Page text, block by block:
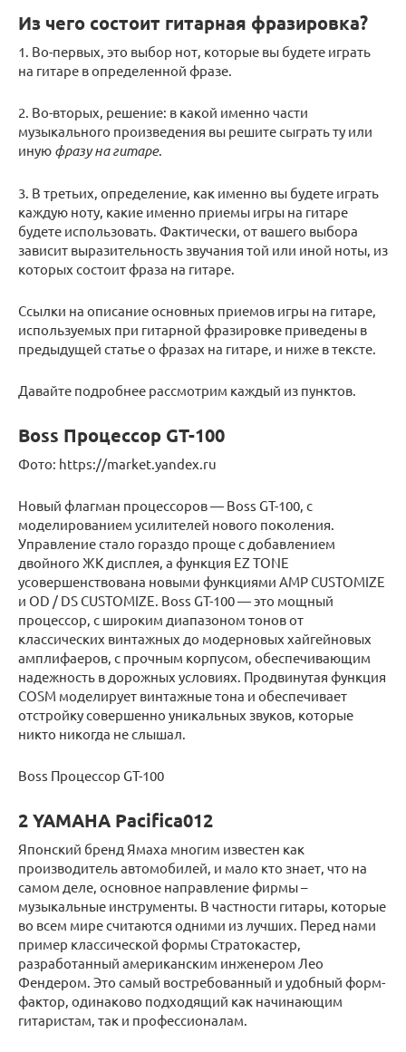
Из чего состоит гитарная фразировка?
1. Во-первых, это выбор нот, которые вы будете играть
на гитаре в определенной фразе.
2. Во-вторых, решение: в какой именно части
музыкального произведения вы решите сыграть ту или
иную фразу на гитаре.
3. В третьих, определение, как именно вы будете играть
каждую ноту, какие именно приемы игры на гитаре
будете использовать. Фактически, от вашего выбора
зависит выразительность звучания той или иной ноты, из
которых состоит фраза на гитаре.
Ссылки на описание основных приемов игры на гитаре,
используемых при гитарной фразировке приведены в
предыдущей статье о фразах на гитаре, и ниже в тексте.
Давайте подробнее рассмотрим каждый из пунктов.
Boss Процессор GT-100
Фото: https://market.yandex.ru
Новый флагман процессоров — Boss GT-100, с
моделированием усилителей нового поколения.
Управление стало гораздо проще с добавлением
двойного ЖК дисплея, а функция EZ TONE
усовершенствована новыми функциями AMP CUSTOMIZE
и OD / DS CUSTOMIZE. Boss GT-100 — это мощный
процессор, с широким диапазоном тонов от
классических винтажных до модерновых хайгейновых
амплифаеров, с прочным корпусом, обеспечивающим
надежность в дорожных условиях. Продвинутая функция
COSM моделирует винтажные тона и обеспечивает
отстройку совершенно уникальных звуков, которые
никто никогда не слышал.
Boss Процессор GT-100
2 YAMAHA Pacifica012
Японский бренд Ямаха многим известен как
производитель автомобилей, и мало кто знает, что на
самом деле, основное направление фирмы –
музыкальные инструменты. В частности гитары, которые
во всем мире считаются одними из лучших. Перед нами
пример классической формы Стратокастер,
разработанный американским инженером Лео
Фендером. Это самый востребованный и удобный форм-
фактор, одинаково подходящий как начинающим
гитаристам, так и профессионалам.